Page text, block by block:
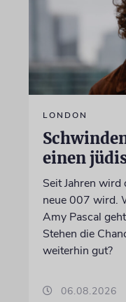
LONDON
einen
Seit Jahren
neue 007 wird.
Amy Pascal
Stehen die
weiterhin gut?
06.08.2026